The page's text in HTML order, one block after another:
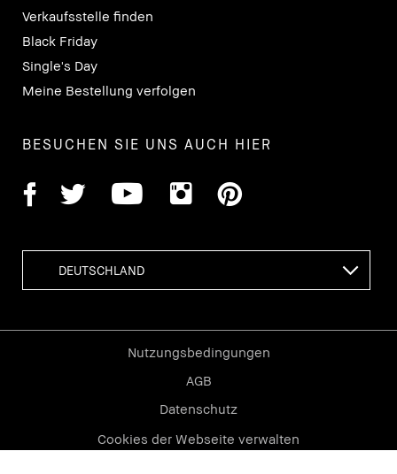
Verkaufsstelle finden
Black Friday
Single's Day
Meine Bestellung verfolgen
BESUCHEN SIE UNS AUCH HIER
Nutzungsbedingungen
AGB
Datenschutz
Cookies der Webseite verwalten